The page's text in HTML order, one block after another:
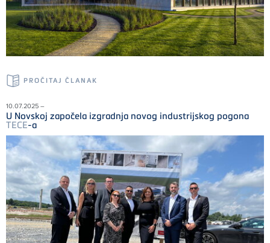
PROČITAJ ČLANAK
10.07.2025 –
U Novskoj započela izgradnja novog industrijskog pogona
TECE-a